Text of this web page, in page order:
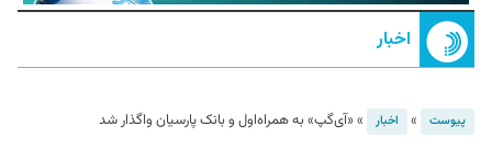
اخبار
پیوست » اخبار »«آی‌گپ» به همراه‌اول و بانک پارسیان واگذار شد